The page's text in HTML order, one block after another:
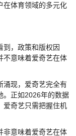
在体育领域的多元化
到，政策和版权因
不意味着爱奇艺在体
涌现，爱奇艺完全有
。正如2026年的数据
爱奇艺只需把握住机
非意味着爱奇艺在体